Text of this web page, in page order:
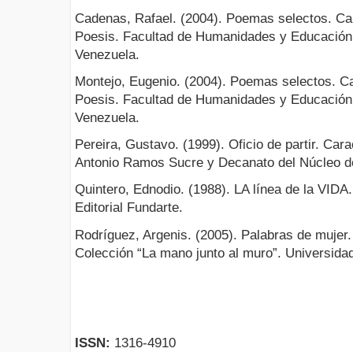
Cadenas, Rafael. (2004). Poemas selectos.
Poesis. Facultad de Humanidades y
Venezuela.
Montejo, Eugenio. (2004). Poemas selectos.
Poesis. Facultad de Humanidades y
Venezuela.
Pereira, Gustavo. (1999). Oficio de partir.
Antonio Ramos Sucre y Decanato del Núcleo
Quintero, Ednodio. (1988). LA línea de la
Editorial Fundarte.
Rodríguez, Argenis. (2005). Palabras de
Colección “La mano junto al muro”.
ISSN: 1316-4910